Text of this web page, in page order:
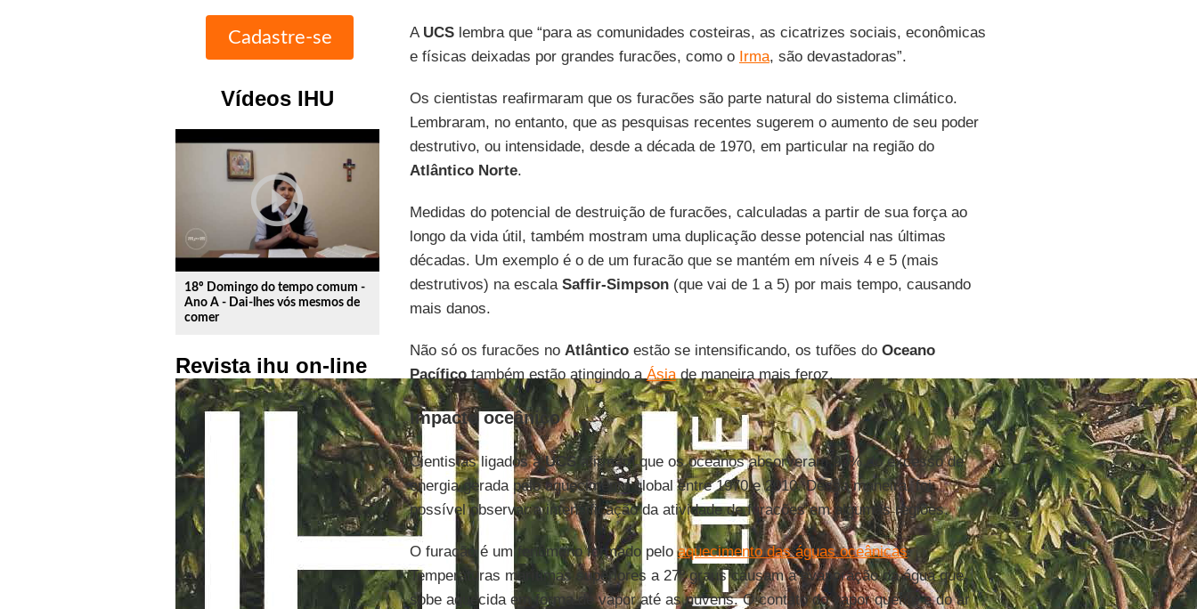
Vídeos IHU
play_circle_outline
18º Domingo do tempo comum -
Ano A - Dai-lhes vós mesmos de
comer
Revista ihu on-line
A UCSlembra que “para as comunidades costeiras, as cicatrizes sociais, econômicas
e físicas deixadas por grandes furacões, como o Irma, são devastadoras”.
Os cientistas reafirmaram que os furacões são parte natural do sistema climático.
Lembraram, no entanto, que as pesquisas recentes sugerem o aumento de seu poder
destrutivo, ou intensidade, desde a década de 1970, em particular na região do
Atlântico Norte.
Medidas do potencial de destruição de furacões, calculadas a partir de sua força ao
longo da vida útil, também mostram uma duplicação desse potencial nas últimas
décadas. Um exemplo é o de um furacão que se mantém em níveis 4 e 5 (mais
destrutivos) na escala Saffir-Simpson(que vai de 1 a 5) por mais tempo, causando
mais danos.
Não só os furacões no Atlânticoestão se intensificando, os tufões do Oceano
Pacíficotambém estão atingindo aÁsiade maneira mais feroz.
Impacto oceânico
Cientistas ligados aUCSafirmam que os oceanos absorveram 93% do excesso de
energia gerada pelo aquecimento global entre 1970 e 2010. Dessa maneira, foi
possível observar a intensificação da atividade de furacões em algumas regiões.
O furacão é um fenômeno formado peloaquecimento das águas oceânicas.
Temperaturas marítimas superiores a 27º graus causam a evaporação da água que
sobe aquecida em forma de vapor até as nuvens. O contato do vapor quente e do ar